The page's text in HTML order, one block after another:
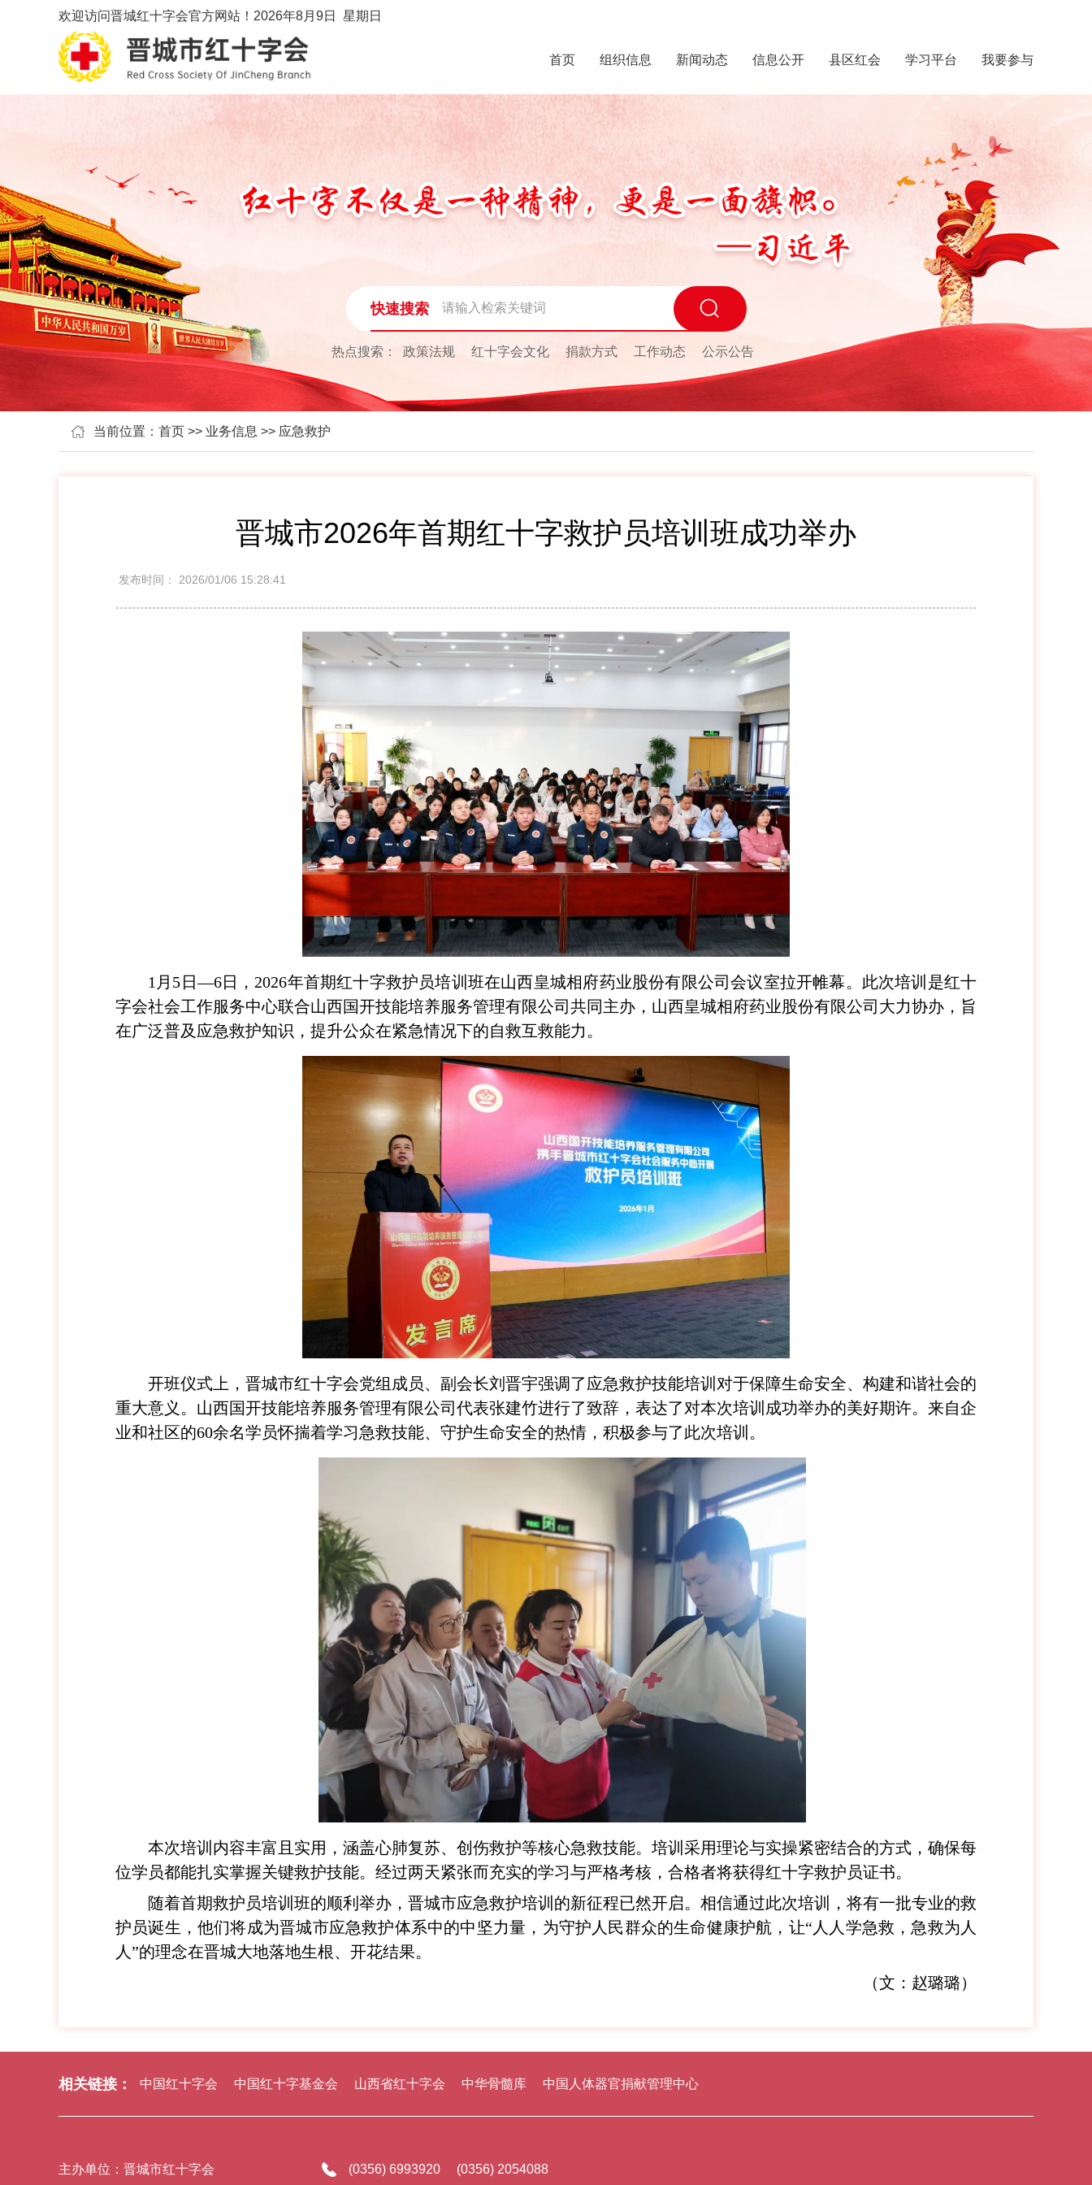
欢迎访问晋城红十字会官方网站！ 2026年8月9日 星期日
首页 组织信息 新闻动态 信息公开 县区红会 学习平台 我要参与
快速搜索
热点搜索： 政策法规 红十字会文化 捐款方式 工作动态 公示公告
当前位置：首页 >> 业务信息 >> 应急救护
晋城市2026年首期红十字救护员培训班成功举办
发布时间： 2026/01/06 15:28:41
1月5日—6日，2026年首期红十字救护员培训班在山西皇城相府药业股份有限公司会议室拉开帷幕。此次培训是红十
字会社会工作服务中心联合山西国开技能培养服务管理有限公司共同主办，山西皇城相府药业股份有限公司大力协办，旨
在广泛普及应急救护知识，提升公众在紧急情况下的自救互救能力。
开班仪式上，晋城市红十字会党组成员、副会长刘晋宇强调了应急救护技能培训对于保障生命安全、构建和谐社会的
重大意义。山西国开技能培养服务管理有限公司代表张建竹进行了致辞，表达了对本次培训成功举办的美好期许。来自企
业和社区的60余名学员怀揣着学习急救技能、守护生命安全的热情，积极参与了此次培训。
本次培训内容丰富且实用，涵盖心肺复苏、创伤救护等核心急救技能。培训采用理论与实操紧密结合的方式，确保每
位学员都能扎实掌握关键救护技能。经过两天紧张而充实的学习与严格考核，合格者将获得红十字救护员证书。
随着首期救护员培训班的顺利举办，晋城市应急救护培训的新征程已然开启。相信通过此次培训，将有一批专业的救
护员诞生，他们将成为晋城市应急救护体系中的中坚力量，为守护人民群众的生命健康护航，让“人人学急救，急救为人
人”的理念在晋城大地落地生根、开花结果。
（文：赵璐璐）
相关链接： 中国红十字会 中国红十字基金会 山西省红十字会 中华骨髓库 中国人体器官捐献管理中心
主办单位：晋城市红十字会 (0356) 6993920 (0356) 2054088